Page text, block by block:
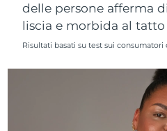
delle persone afferma
liscia e morbida al tatto
Risultati basati su test sui